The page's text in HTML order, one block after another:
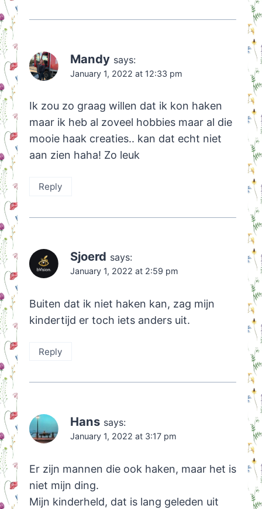
Mandy says:
January 1, 2022 at 12:33 pm
Ik zou zo graag willen dat ik kon haken
maar ik heb al zoveel hobbies maar al die
mooie haak creaties.. kan dat echt niet
aan zien haha! Zo leuk
Reply
Sjoerd says:
January 1, 2022 at 2:59 pm
Buiten dat ik niet haken kan, zag mijn
kindertijd er toch iets anders uit.
Reply
Hans says:
January 1, 2022 at 3:17 pm
Er zijn mannen die ook haken, maar het is
niet mijn ding.
Mijn kinderheld, dat is lang geleden uit